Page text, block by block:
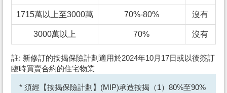
1715萬以上至3000萬 70%-80% 沒有
3000萬以上 70% 沒有
註: 新修訂的按揭保險計劃適用於2024年10月17日或以後簽訂
臨時買賣合約的住宅物業
* 須經【按揭保險計劃】(MIP)承造按揭（1）80%至90%